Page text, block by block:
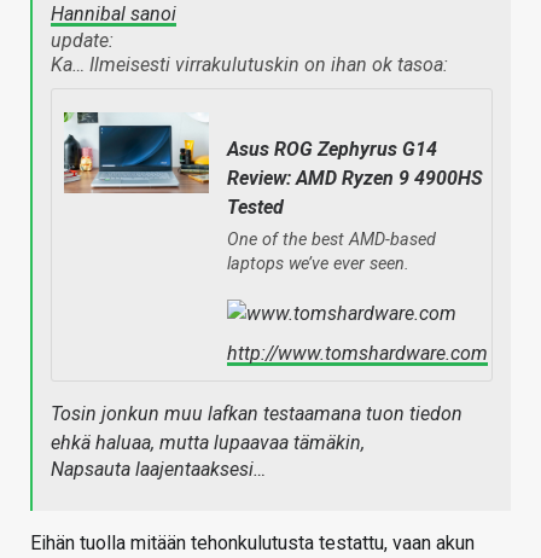
Hannibal sanoi
update:
Ka… Ilmeisesti virrakulutuskin on ihan ok tasoa:
Asus ROG Zephyrus G14
Review: AMD Ryzen 9 4900HS
Tested
One of the best AMD-based
laptops we’ve ever seen.
http://www.tomshardware.com
Tosin jonkun muu lafkan testaamana tuon tiedon
ehkä haluaa, mutta lupaavaa tämäkin,
Napsauta laajentaaksesi…
Eihän tuolla mitään tehonkulutusta testattu, vaan akun